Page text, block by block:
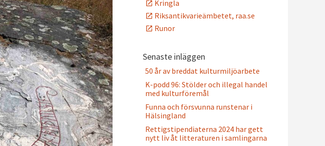
Kringla
Riksantikvarieämbetet, raa.se
Runor
Senaste inläggen
50 år av breddat kulturmiljöarbete
K-podd 96: Stölder och illegal handel
med kulturföremål
Funna och försvunna runstenar i
Hälsingland
Rettigstipendiaterna 2024 har gett
nytt liv åt litteraturen i samlingarna